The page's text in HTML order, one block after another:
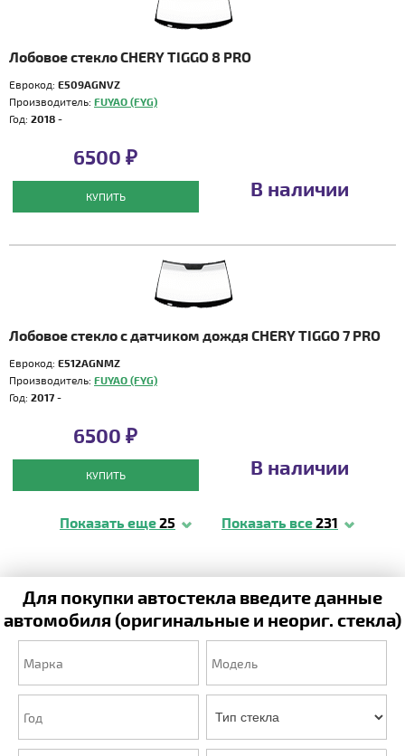
Лобовое стекло CHERY TIGGO 8 PRO
Еврокод: E509AGNVZ
Производитель: FUYAO (FYG)
Год: 2018 -
6500 ₽
КУПИТЬ В наличии
Лобовое стекло с датчиком дождя CHERY TIGGO 7 PRO
Еврокод: E512AGNMZ
Производитель: FUYAO (FYG)
Год: 2017 -
6500 ₽
КУПИТЬ В наличии
Показать еще25 Показать все231
Для покупки автостекла введите данные
автомобиля (оригинальные и неориг. стекла)